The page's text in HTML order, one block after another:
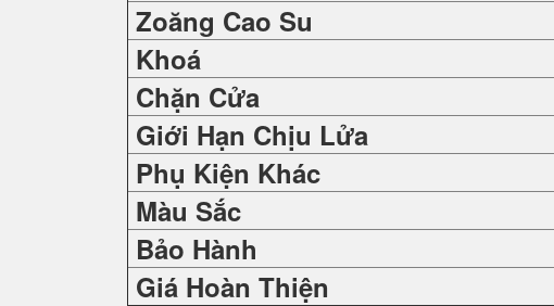
Zoăng Cao Su
Khoá
Chặn Cửa
Giới Hạn Chịu Lửa
Phụ Kiện Khác
Màu Sắc
Bảo Hành
Giá Hoàn Thiện